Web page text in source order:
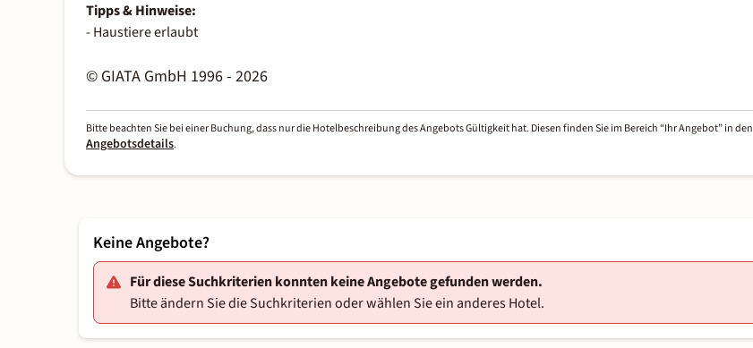
Tipps & Hinweise:
- Haustiere erlaubt
© GIATA GmbH 1996 - 2026
Bitte beachten Sie bei einer Buchung, dass nur die Hotelbeschreibung des Angebots Gültigkeit hat. Diesen finden Sie im Bereich “Ihr Angebot” in den
Angebotsdetails.
Keine Angebote?
Für diese Suchkriterien konnten keine Angebote gefunden werden.
Bitte ändern Sie die Suchkriterien oder wählen Sie ein anderes Hotel.